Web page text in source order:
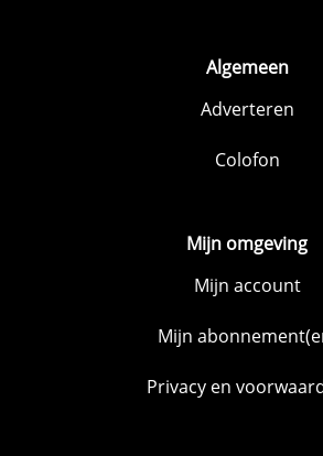
Algemeen
Adverteren
Colofon
Mijn omgeving
Mijn account
Mijn
Privacy en